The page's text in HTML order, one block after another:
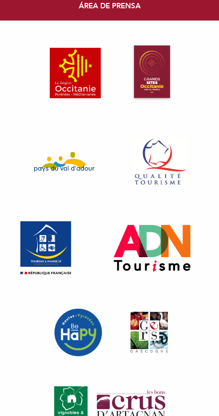
ÁREA DE PRENSA